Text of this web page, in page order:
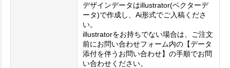
デザインデータはillustrator(ベクターデ
ータ)で作成し、Ai形式でご入稿くださ
い。
illustratorをお持ちでない場合は、ご注文
前にお問い合わせフォーム内の【データ
添付を伴うお問い合わせ】の手順でお問
い合わせください。